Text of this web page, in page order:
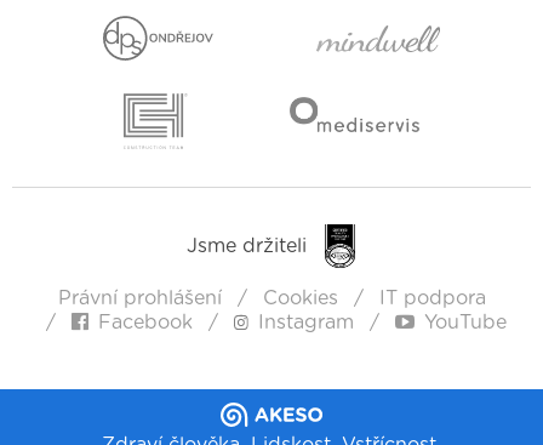
Jsme držiteli
Právní prohlášení Cookies
IT podpora
Facebook
Instagram YouTube